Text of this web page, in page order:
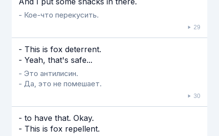
- Кое-что перекусить.
29
- This is fox deterrent.
- Yeah, that's safe...
- Это антилисин.
- Да, это не помешает.
30
- to have that. Okay.
- This is fox repellent.